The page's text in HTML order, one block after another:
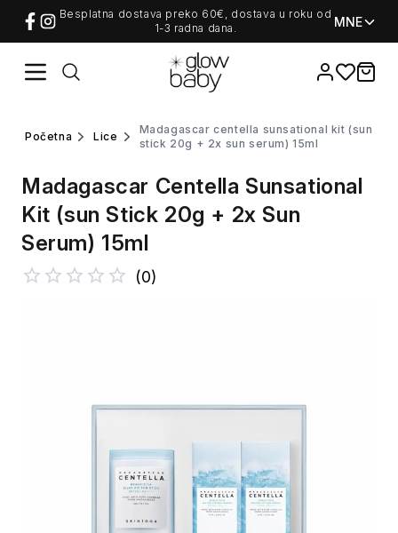
Besplatna dostava preko 60€, dostava u roku od
1-3 radna dana.
MNE
Favorites
items
početna lice
madagascar centella sunsational kit (sun
stick 20g + 2x sun serum) 15ml
Madagascar Centella Sunsational
Kit (sun Stick 20g + 2x Sun
Serum) 15ml
(0)